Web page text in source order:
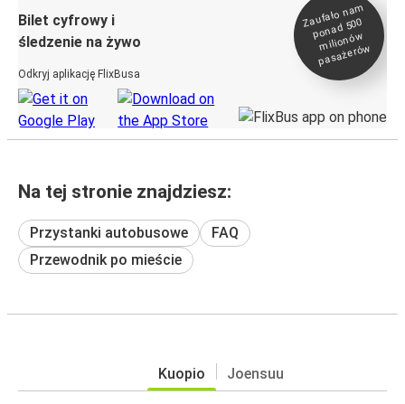
Bilet cyfrowy i
śledzenie na żywo
Odkryj aplikację FlixBusa
Zaufało na
m
ponad 500
milionó
w
pasażeró
w
Na tej stronie znajdziesz:
Przystanki autobusowe
FAQ
Przewodnik po mieście
Kuopio Joensuu